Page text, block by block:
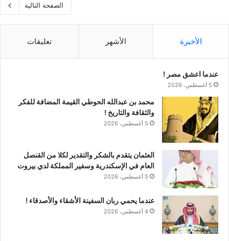
الصفحة التالية
الأخيرة الأشهر تعليقات
عندما اعشق مصر !
5 أغسطس، 2026
محمد بن عبدالله الحوطي القيمة المضافة للفكر
والثقافة والتاريخ !
5 أغسطس، 2026
العثمان يتقدم بالشكر والتقدير لكلا من القنصل
العام في الإسكندرية وسفير المملكة لدي بيروت
5 أغسطس، 2026
عندما يحمي ربان السفينة الأشقاء والأصدقاء !
4 أغسطس، 2026